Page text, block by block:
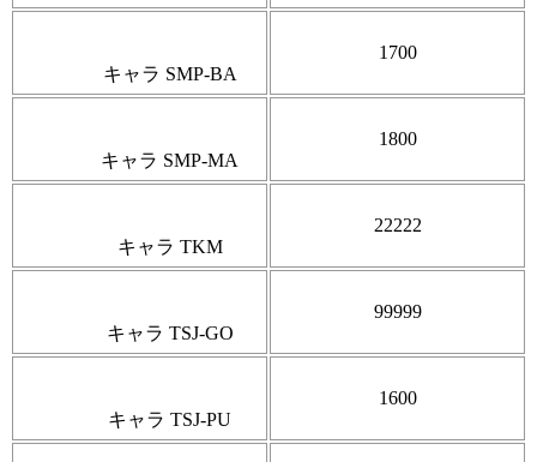
キャラ SMP-BA
1700
キャラ SMP-MA
1800
キャラ TKM
22222
キャラ TSJ-GO
99999
キャラ TSJ-PU
1600